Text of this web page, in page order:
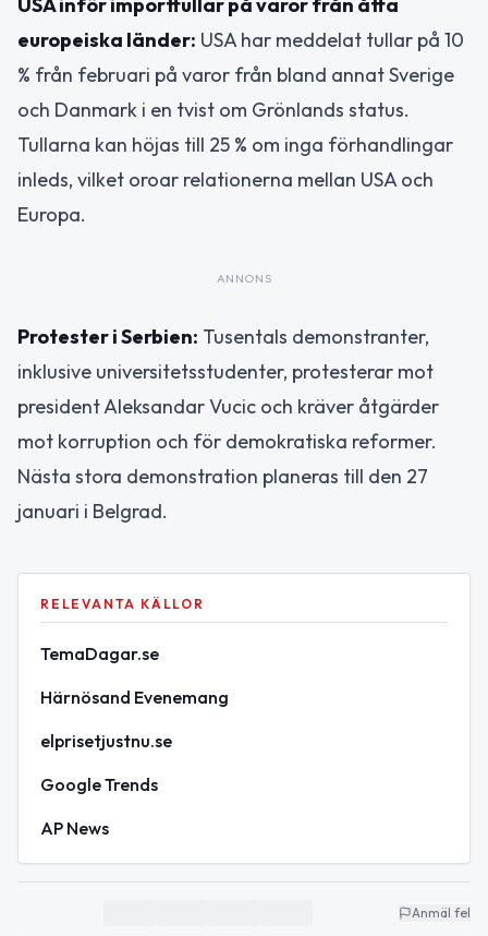
europeiska länder: USA har meddelat tullar på 10
% från februari på varor från bland annat Sverige
och Danmark i en tvist om Grönlands status.
Tullarna kan höjas till 25 % om inga förhandlingar
inleds, vilket oroar relationerna mellan USA och
Europa.
ANNONS
Protester i Serbien: Tusentals demonstranter,
inklusive universitetsstudenter, protesterar mot
president Aleksandar Vucic och kräver åtgärder
mot korruption och för demokratiska reformer.
Nästa stora demonstration planeras till den 27
januari i Belgrad.
RELEVANTA KÄLLOR
TemaDagar.se
Härnösand Evenemang
elprisetjustnu.se
Google Trends
AP News
Anmäl fel